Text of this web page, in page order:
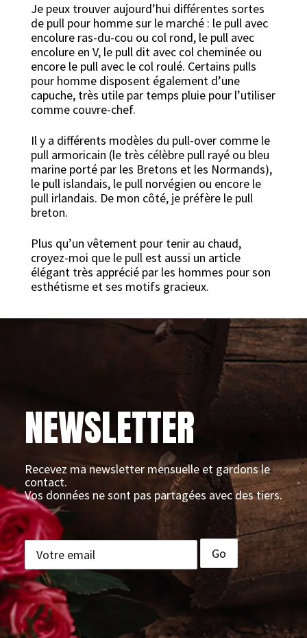
Je peux trouver aujourd’hui différentes sortes
de pull pour homme sur le marché : le pull avec
encolure ras-du-cou ou col rond, le pull avec
encolure en V, le pull dit avec col cheminée ou
encore le pull avec le col roulé. Certains pulls
pour homme disposent également d’une
capuche, très utile par temps pluie pour l’utiliser
comme couvre-chef.
Il y a différents modèles du pull-over comme le
pull armoricain (le très célèbre pull rayé ou bleu
marine porté par les Bretons et les Normands),
le pull islandais, le pull norvégien ou encore le
pull irlandais. De mon côté, je préfère le pull
breton.
Plus qu’un vêtement pour tenir au chaud,
croyez-moi que le pull est aussi un article
élégant très apprécié par les hommes pour son
esthétisme et ses motifs gracieux.
NEWSLETTER
Recevez ma newsletter mensuelle et gardons le
contact.
Vos données ne sont pas partagées avec des tiers.